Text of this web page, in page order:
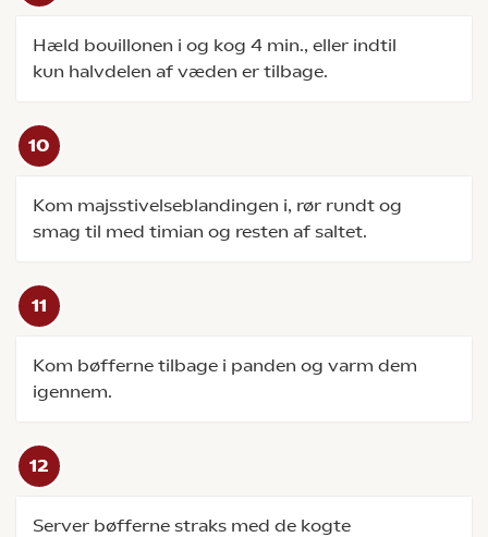
Hæld bouillonen i og kog 4 min., eller indtil
kun halvdelen af væden er tilbage.
Kom majsstivelseblandingen i, rør rundt og
smag til med timian og resten af saltet.
Kom bøfferne tilbage i panden og varm dem
igennem.
Server bøfferne straks med de kogte